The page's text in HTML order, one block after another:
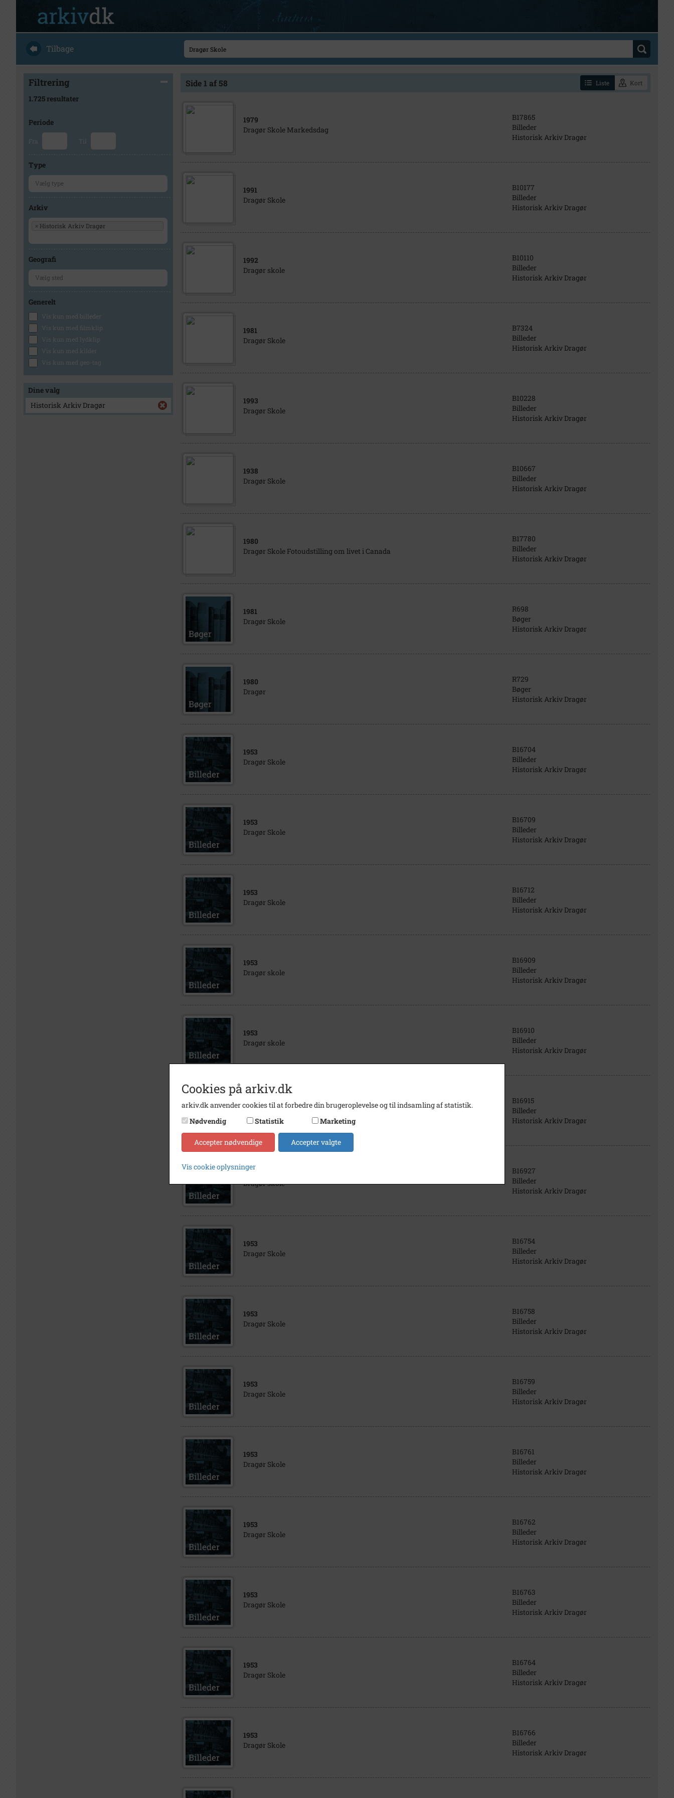
Tilbage
Filtrering
1.725 resultater
Periode
Fra Til
Type
Arkiv
× Historisk Arkiv Dragør
Geografi
Generelt
Vis kun med billeder
Vis kun med filmklip
Vis kun med lydklip
Vis kun med kilder
Vis kun med geo-tag
Dine valg
Historisk Arkiv Dragør
Side 1 af 58 Liste Kort
1979
Dragør Skole Markedsdag
B17865
Billeder
Historisk Arkiv Dragør
1991
Dragør Skole
B10177
Billeder
Historisk Arkiv Dragør
1992
Dragør skole
B10110
Billeder
Historisk Arkiv Dragør
1981
Dragør Skole
B7324
Billeder
Historisk Arkiv Dragør
1993
Dragør Skole
B10228
Billeder
Historisk Arkiv Dragør
1938
Dragør Skole
B10667
Billeder
Historisk Arkiv Dragør
1980
Dragør Skole Fotoudstilling om livet i Canada
B17780
Billeder
Historisk Arkiv Dragør
1981
Dragør Skole
R698
Bøger
Historisk Arkiv Dragør
1980
Dragør
R729
Bøger
Historisk Arkiv Dragør
1953
Dragør Skole
B16704
Billeder
Historisk Arkiv Dragør
1953
Dragør Skole
B16709
Billeder
Historisk Arkiv Dragør
1953
Dragør Skole
B16712
Billeder
Historisk Arkiv Dragør
1953
Dragør skole
B16909
Billeder
Historisk Arkiv Dragør
1953
Dragør skole
B16910
Billeder
Historisk Arkiv Dragør
1953
B16915
Billeder
Historisk Arkiv Dragør
1953
Dragør skole
B16927
Billeder
Historisk Arkiv Dragør
1953
Dragør Skole
B16754
Billeder
Historisk Arkiv Dragør
1953
Dragør Skole
B16758
Billeder
Historisk Arkiv Dragør
1953
Dragør Skole
B16759
Billeder
Historisk Arkiv Dragør
1953
Dragør Skole
B16761
Billeder
Historisk Arkiv Dragør
1953
Dragør Skole
B16762
Billeder
Historisk Arkiv Dragør
1953
Dragør Skole
B16763
Billeder
Historisk Arkiv Dragør
1953
Dragør Skole
B16764
Billeder
Historisk Arkiv Dragør
1953
Dragør Skole
B16766
Billeder
Historisk Arkiv Dragør
Cookies på arkiv.dk
arkiv.dk anvender cookies til at forbedre din brugeroplevelse og til indsamling af statistik.
Nødvendig
Statistik Marketing
Accepter nødvendige Accepter valgte
Vis cookie oplysninger